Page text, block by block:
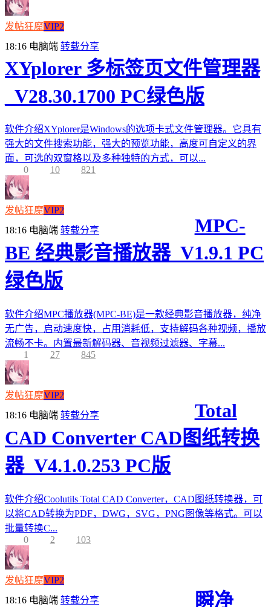
发帖狂魔VIP2
18:16 电脑端 转载分享
XYplorer 多标签页文件管理器
_V28.30.1700 PC绿色版
软件介绍XYplorer是Windows的选项卡式文件管理器。它具有
强大的文件搜索功能，强大的预览功能，高度可自定义的界
面，可选的双窗格以及多种独特的方式，可以...
0
10 821
发帖狂魔VIP2
18:16 电脑端 转载分享
MPC-
BE 经典影音播放器_V1.9.1 PC
绿色版
软件介绍MPC播放器(MPC-BE)是一款经典影音播放器，纯净
无广告，启动速度快，占用消耗低，支持解码各种视频，播放
流畅不卡。内置最新解码器、音视频过滤器、字幕...
1
27 845
发帖狂魔VIP2
18:16 电脑端 转载分享
Total
CAD Converter CAD图纸转换
器_V4.1.0.253 PC版
软件介绍Coolutils Total CAD Converter，CAD图纸转换器，可
以将CAD转换为PDF，DWG，SVG，PNG图像等格式。可以
批量转换C...
0
2 103
发帖狂魔VIP2
18:16 电脑端 转载分享
瞬净